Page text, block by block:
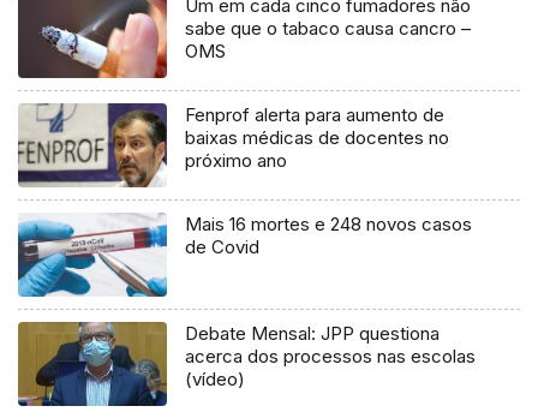
Um em cada cinco fumadores não
sabe que o tabaco causa cancro –
OMS
Fenprof alerta para aumento de
baixas médicas de docentes no
próximo ano
Mais 16 mortes e 248 novos casos
de Covid
Debate Mensal: JPP questiona
acerca dos processos nas escolas
(vídeo)